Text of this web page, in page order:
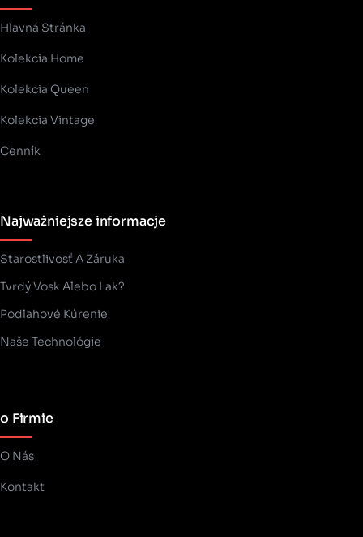
Hlavná Stránka
Kolekcia Home
Kolekcia Queen
Kolekcia Vintage
Cenník
Najważniejsze informacje
Starostlivosť A Záruka
Tvrdý Vosk Alebo Lak?
Podlahové Kúrenie
Naše Technológie
o Firmie
O Nás
Kontakt